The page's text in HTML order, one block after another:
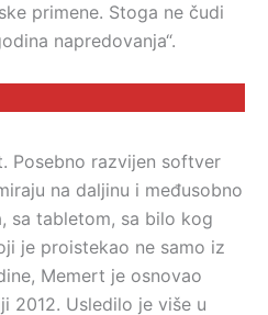
primene. Stoga ne čudi
napredovanja“.
Posebno razvijen softver
na daljinu i međusobno
sa tabletom, sa bilo kog
je proistekao ne samo iz
Memert je osnovao
2012. Usledilo je više u